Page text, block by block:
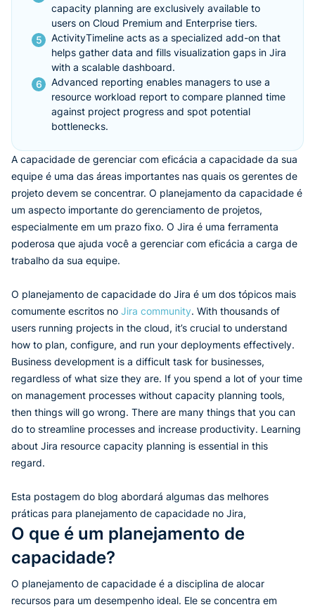
capacity planning are exclusively available to
users on Cloud Premium and Enterprise tiers.
ActivityTimeline acts as a specialized add-on that
helps gather data and fills visualization gaps in Jira
with a scalable dashboard.
Advanced reporting enables managers to use a
resource workload report to compare planned time
against project progress and spot potential
bottlenecks.
A capacidade de gerenciar com eficácia a capacidade da sua
equipe é uma das áreas importantes nas quais os gerentes de
projeto devem se concentrar. O planejamento da capacidade é
um aspecto importante do gerenciamento de projetos,
especialmente em um prazo fixo. O Jira é uma ferramenta
poderosa que ajuda você a gerenciar com eficácia a carga de
trabalho da sua equipe.
O planejamento de capacidade do Jira é um dos tópicos mais
comumente escritos no Jira community. With thousands of
users running projects in the cloud, it’s crucial to understand
how to plan, configure, and run your deployments effectively.
Business development is a difficult task for businesses,
regardless of what size they are. If you spend a lot of your time
on management processes without capacity planning tools,
then things will go wrong. There are many things that you can
do to streamline processes and increase productivity. Learning
about Jira resource capacity planning is essential in this
regard.
Esta postagem do blog abordará algumas das melhores
práticas para planejamento de capacidade no Jira,
O que é um planejamento de
capacidade?
O planejamento de capacidade é a disciplina de alocar
recursos para um desempenho ideal. Ele se concentra em